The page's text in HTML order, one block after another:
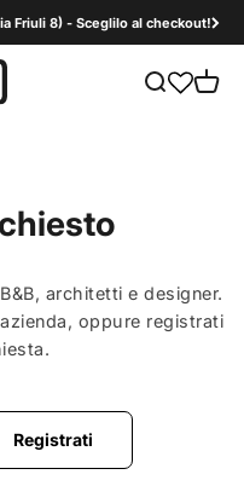
Friuli 8) - Sceglilo al checkout!
B2B Mostra il
architetti e designer.
oppure registrati
Registrati